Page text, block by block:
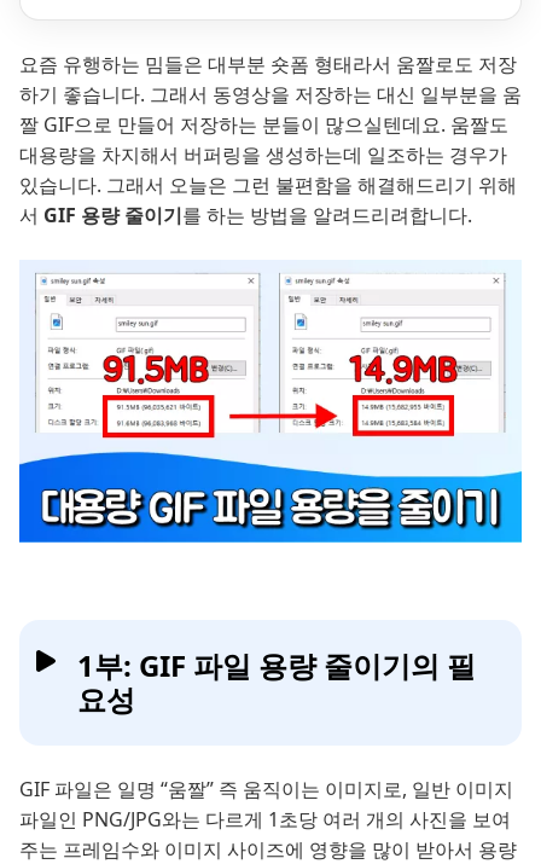
요즘 유행하는 밈들은 대부분 숏폼 형태라서 움짤로도 저장
하기 좋습니다. 그래서 동영상을 저장하는 대신 일부분을 움
짤 GIF으로 만들어 저장하는 분들이 많으실텐데요. 움짤도
대용량을 차지해서 버퍼링을 생성하는데 일조하는 경우가
있습니다. 그래서 오늘은 그런 불편함을 해결해드리기 위해
서 GIF 용량 줄이기를 하는 방법을 알려드리려합니다.
1부: GIF 파일 용량 줄이기의 필
요성
GIF 파일은 일명 “움짤” 즉 움직이는 이미지로, 일반 이미지
파일인 PNG/JPG와는 다르게 1초당 여러 개의 사진을 보여
주는 프레임수와 이미지 사이즈에 영향을 많이 받아서 용량